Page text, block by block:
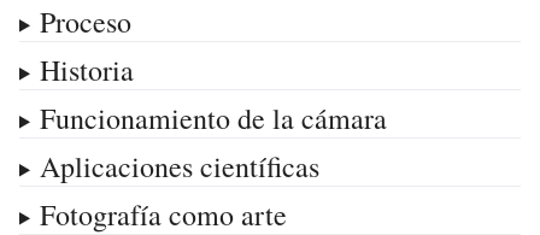
Proceso
Historia
Funcionamiento de la cámara
Aplicaciones científicas
Fotografía como arte